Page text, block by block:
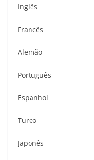
Inglês
Francês
Alemão
Português
Espanhol
Turco
Japonês